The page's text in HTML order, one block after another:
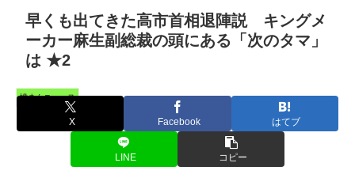
早くも出てきた高市首相退陣説 キングメ
ーカー麻生副総裁の頭にある「次のタマ」
は ★2
憤まんニュース
X Facebook はてブ
LINE コピー